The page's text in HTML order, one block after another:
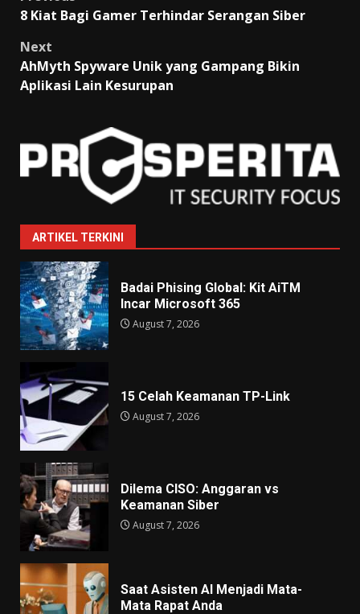
navigation
8 Kiat Bagi Gamer Terhindar Serangan Siber
Next
AhMyth Spyware Unik yang Gampang Bikin
Aplikasi Lain Kesurupan
ARTIKEL TERKINI
Badai Phising Global: Kit AiTM
Incar Microsoft 365
August 7, 2026
15 Celah Keamanan TP-Link
August 7, 2026
Dilema CISO: Anggaran vs
Keamanan Siber
August 7, 2026
Saat Asisten AI Menjadi Mata-
Mata Rapat Anda